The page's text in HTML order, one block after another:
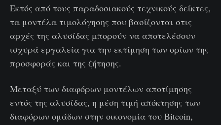
Εκτός από τους παραδοσιακούς τεχνικούς δείκτες,
τα μοντέλα τιμολόγησης που βασίζονται στις
αρχές της αλυσίδας μπορούν να αποτελέσουν
ισχυρά εργαλεία για την εκτίμηση των ορίων της
προσφοράς και της ζήτησης.
Μεταξύ των διαφόρων μοντέλων αποτίμησης
εντός της αλυσίδας, η μέση τιμή απόκτησης των
διαφόρων ομάδων στην οικονομία του Bitcoin,